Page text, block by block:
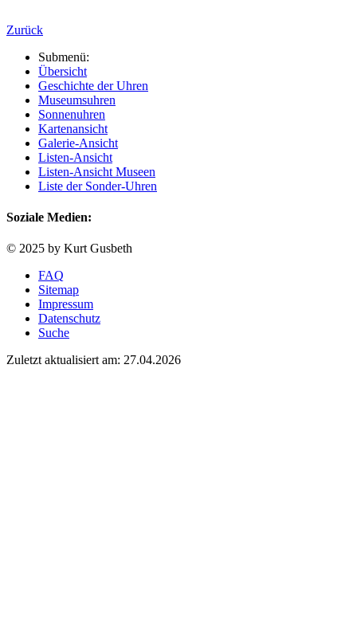
Zurück
Submenü:
Übersicht
Geschichte der Uhren
Museumsuhren
Sonnenuhren
Kartenansicht
Galerie-Ansicht
Listen-Ansicht
Listen-Ansicht Museen
Liste der Sonder-Uhren
Soziale Medien:
© 2025 by Kurt Gusbeth
FAQ
Sitemap
Impressum
Datenschutz
Suche
Zuletzt aktualisiert am: 27.04.2026